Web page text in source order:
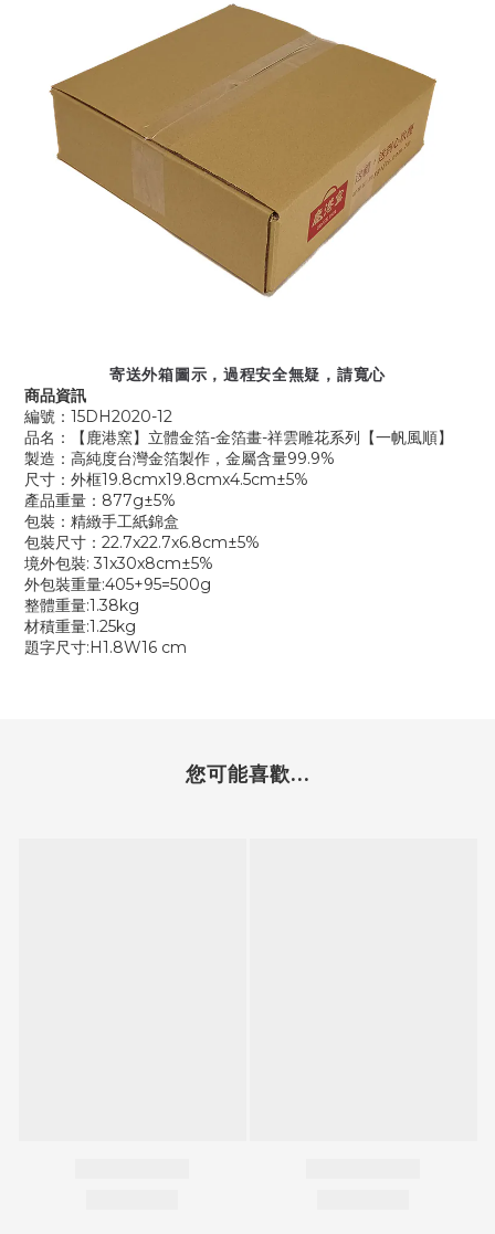
寄送外箱圖示，過程安全無疑，請寬心
商品資訊
編號：15DH2020-12
品名：【鹿港窯】立體金箔-金箔畫-祥雲雕花系列【一帆風順】
製造：高純度台灣金箔製作，金屬含量99.9%
尺寸：外框19.8cmx19.8cmx4.5cm±5%
產品重量：877g±5%
包裝：精緻手工紙錦盒
包裝尺寸：22.7x22.7x6.8cm±5%
境外包裝: 31x30x8cm±5%
外包裝重量:405+95=500g
整體重量:1.38kg
材積重量:1.25kg
題字尺寸:H1.8W16 cm
您可能喜歡...